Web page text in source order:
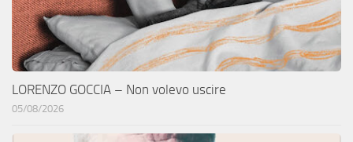
LORENZO GOCCIA – Non volevo uscire
05/08/2026